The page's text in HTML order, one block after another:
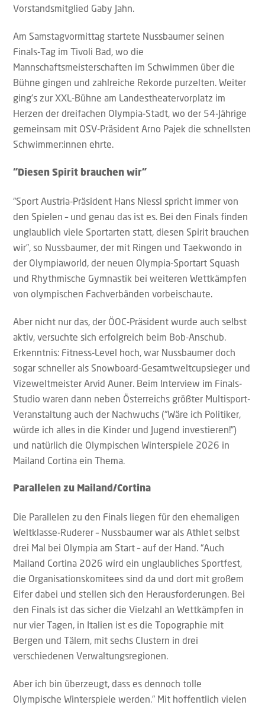
Vorstandsmitglied Gaby Jahn.
Am Samstagvormittag startete Nussbaumer seinen
Finals-Tag im Tivoli Bad, wo die
Mannschaftsmeisterschaften im Schwimmen über die
Bühne gingen und zahlreiche Rekorde purzelten. Weiter
ging’s zur XXL-Bühne am Landestheatervorplatz im
Herzen der dreifachen Olympia-Stadt, wo der 54-Jährige
gemeinsam mit OSV-Präsident Arno Pajek die schnellsten
Schwimmer:innen ehrte.
“Diesen Spirit brauchen wir”
“Sport Austria-Präsident Hans Niessl spricht immer von
den Spielen – und genau das ist es. Bei den Finals finden
unglaublich viele Sportarten statt, diesen Spirit brauchen
wir”, so Nussbaumer, der mit Ringen und Taekwondo in
der Olympiaworld, der neuen Olympia-Sportart Squash
und Rhythmische Gymnastik bei weiteren Wettkämpfen
von olympischen Fachverbänden vorbeischaute.
Aber nicht nur das, der ÖOC-Präsident wurde auch selbst
aktiv, versuchte sich erfolgreich beim Bob-Anschub.
Erkenntnis: Fitness-Level hoch, war Nussbaumer doch
sogar schneller als Snowboard-Gesamtweltcupsieger und
Vizeweltmeister Arvid Auner. Beim Interview im Finals-
Studio waren dann neben Österreichs größter Multisport-
Veranstaltung auch der Nachwuchs (“Wäre ich Politiker,
würde ich alles in die Kinder und Jugend investieren!”)
und natürlich die Olympischen Winterspiele 2026 in
Mailand Cortina ein Thema.
Parallelen zu Mailand/Cortina
Die Parallelen zu den Finals liegen für den ehemaligen
Weltklasse-Ruderer – Nussbaumer war als Athlet selbst
drei Mal bei Olympia am Start – auf der Hand. “Auch
Mailand Cortina 2026 wird ein unglaubliches Sportfest,
die Organisationskomitees sind da und dort mit großem
Eifer dabei und stellen sich den Herausforderungen. Bei
den Finals ist das sicher die Vielzahl an Wettkämpfen in
nur vier Tagen, in Italien ist es die Topographie mit
Bergen und Tälern, mit sechs Clustern in drei
verschiedenen Verwaltungsregionen.
Aber ich bin überzeugt, dass es dennoch tolle
Olympische Winterspiele werden.” Mit hoffentlich vielen